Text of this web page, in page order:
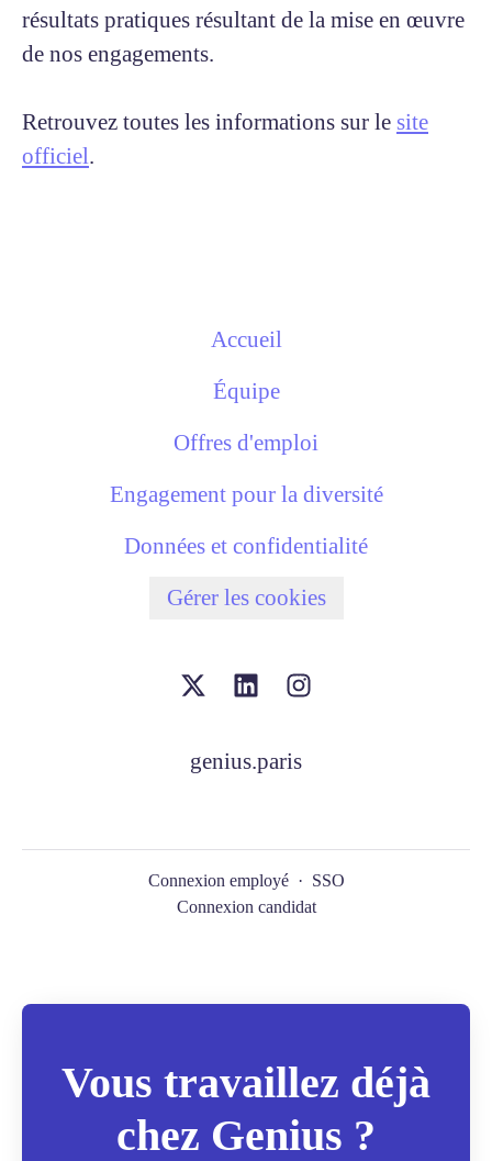
résultats pratiques résultant de la mise en œuvre
de nos engagements.
Retrouvez toutes les informations sur le site
officiel.
Accueil
Équipe
Offres d'emploi
Engagement pour la diversité
Données et confidentialité
Gérer les cookies
genius.paris
Connexion employé · SSO
Connexion candidat
Vous travaillez déjà
chez Genius ?